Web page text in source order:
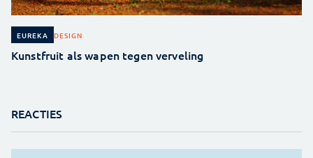
EUREKA DESIGN
Kunstfruit als wapen tegen verveling
REACTIES